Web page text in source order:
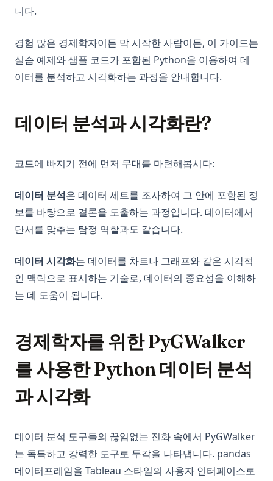
니다.
경험 많은 경제학자이든 막 시작한 사람이든, 이 가이드는
실습 예제와 샘플 코드가 포함된 Python을 이용하여 데
이터를 분석하고 시각화하는 과정을 안내합니다.
데이터 분석과 시각화란?
코드에 빠지기 전에 먼저 무대를 마련해봅시다:
데이터 분석은 데이터 세트를 조사하여 그 안에 포함된 정
보를 바탕으로 결론을 도출하는 과정입니다. 데이터에서
단서를 맞추는 탐정 역할과도 같습니다.
데이터 시각화는 데이터를 차트나 그래프와 같은 시각적
인 맥락으로 표시하는 기술로, 데이터의 중요성을 이해하
는 데 도움이 됩니다.
경제학자를 위한 PyGWalker
를 사용한 Python 데이터 분석
과 시각화
데이터 분석 도구들의 끊임없는 진화 속에서 PyGWalker
는 독특하고 강력한 도구로 두각을 나타냅니다. pandas
데이터프레임을 Tableau 스타일의 사용자 인터페이스로